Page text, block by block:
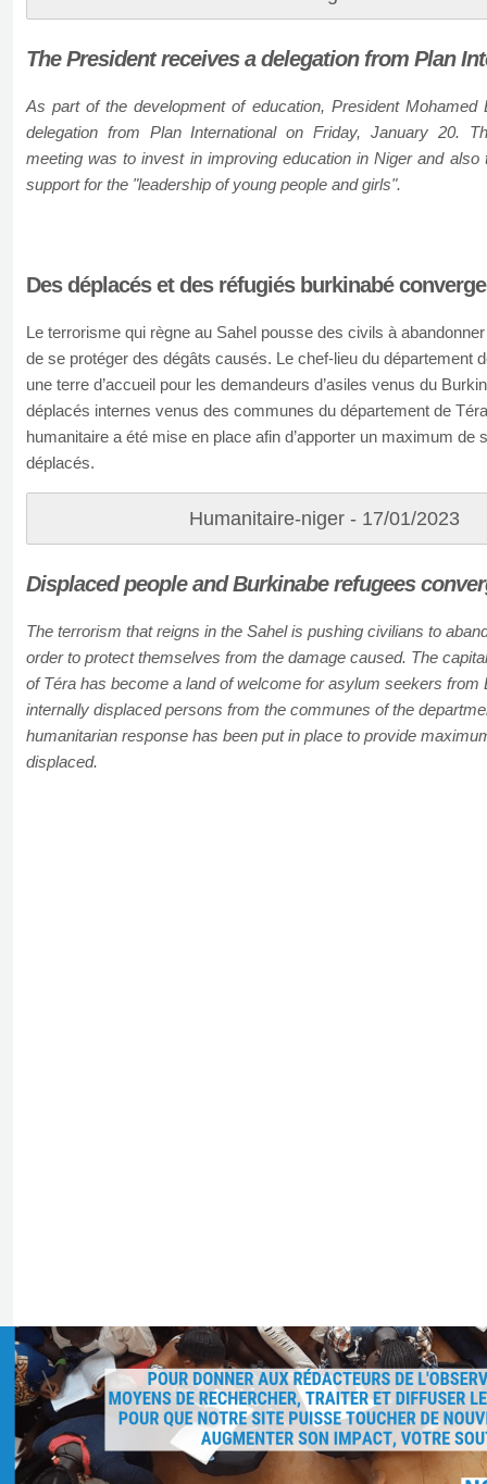
The President receives a delegation from Plan
As part of the development of education, President Mohamed
delegation from Plan International on Friday, January 20.
meeting was to invest in improving education in Niger and also
support for the "leadership of young people and girls".
Des déplacés et des réfugiés burkinabé
Le terrorisme qui règne au Sahel pousse des civils à
de se protéger des dégâts causés. Le chef-lieu du département
une terre d’accueil pour les demandeurs d’asiles venus du
déplacés internes venus des communes du département de
humanitaire a été mise en place afin d’apporter un maximum de
déplacés.
Humanitaire-niger - 17/01/2023
Displaced people and Burkinabe refugees
The terrorism that reigns in the Sahel is pushing civilians to
order to protect themselves from the damage caused. The
of Téra has become a land of welcome for asylum seekers from
internally displaced persons from the communes of the
humanitarian response has been put in place to provide
displaced.